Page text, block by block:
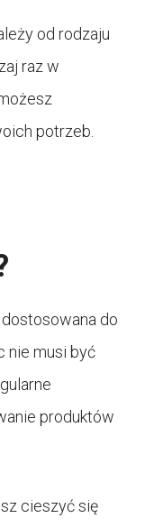
od rodzaju
raz w
potrzeb.
do
nie musi być
produktów
cieszyć się